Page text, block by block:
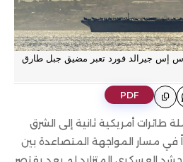
إس إس جيرالد فورد تعبر مضيق جبل طارق
PDF
أمريكية ثانية إلى الشرق
في مسار المواجهة المتصاعدة بين